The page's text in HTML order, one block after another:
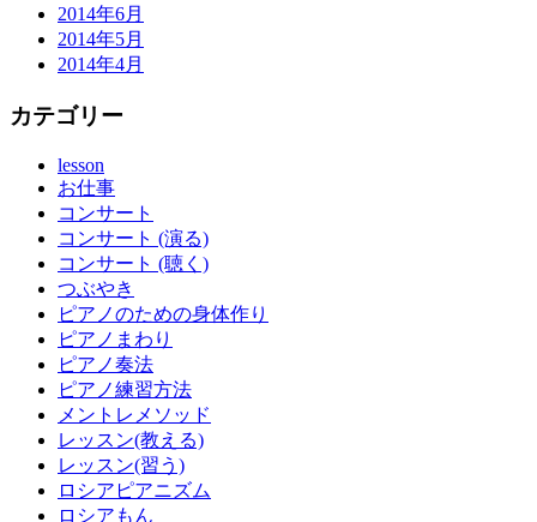
2014年6月
2014年5月
2014年4月
カテゴリー
lesson
お仕事
コンサート
コンサート (演る)
コンサート (聴く)
つぶやき
ピアノのための身体作り
ピアノまわり
ピアノ奏法
ピアノ練習方法
メントレメソッド
レッスン(教える)
レッスン(習う)
ロシアピアニズム
ロシアもん